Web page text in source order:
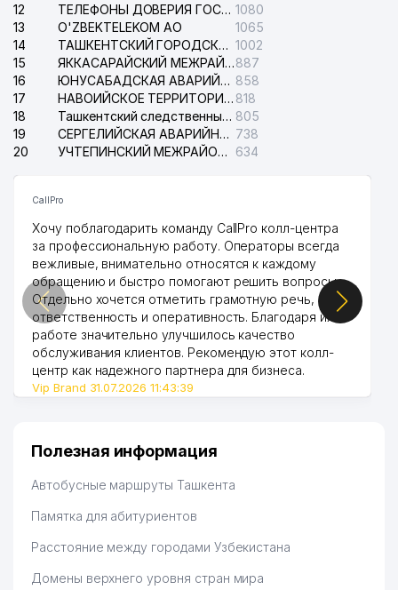
12
ТЕЛЕФОНЫ ДОВЕРИЯ ГОСУДАРСТВЕННОГО ЦЕНТРА ТЕСТИРОВАНИЯ 1080
13
O'ZBEKTELEKOM АО
1065
14
ТАШКЕНТСКИЙ ГОРОДСКОЙ СУД ПО ГРАЖДАНСКИМ ДЕЛАМ 1002
15
ЯККАСАРАЙСКИЙ МЕЖРАЙОННЫЙ СУД ПО ГРАЖДАНСКИМ ДЕЛАМ887
16
ЮНУСАБАДСКАЯ АВАРИЙНАЯ СЛУЖБА ЭЛЕКТРОСЕТИ 858
17
НАВОИЙСКОЕ ТЕРРИТОРИАЛЬНОЕ ПРЕДПРИЯТИЕ ЭЛЕКТРОСЕТИ АО 818
18
Ташкентский следственный изолятор 805
19
СЕРГЕЛИЙСКАЯ АВАРИЙНАЯ СЛУЖБА ЭЛЕКТРОСЕТИ 738
20
УЧТЕПИНСКИЙ МЕЖРАЙОННЫЙ СУД ПО ГРАЖДАНСКИМ ДЕЛАМ 634
CallPro
Хочу поблагодарить команду CallPro колл-центра
за профессиональную работу. Операторы всегда
вежливые, внимательно относятся к каждому
обращению и быстро помогают решить вопросы.
Отдельно хочется отметить грамотную речь,
ответственность и оперативность. Благодаря их
работе значительно улучшилось качество
обслуживания клиентов. Рекомендую этот колл-
центр как надежного партнера для бизнеса.
Vip Brand 31.07.2026 11:43:39
Полезная информация
Автобусные маршруты Ташкента
Памятка для абитуриентов
Расстояние между городами Узбекистана
Домены верхнего уровня стран мира